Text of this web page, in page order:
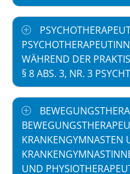
WÄHREND DER
8 ABS. 3, NR. 3
KRANKENGYMNASTEN
UND